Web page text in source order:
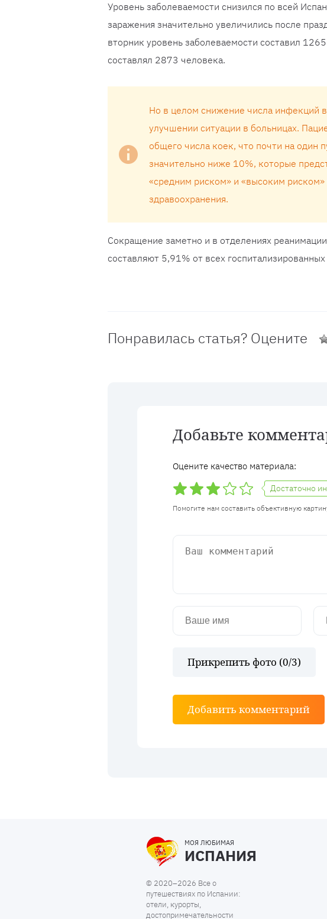
Уровень заболеваемости снизился по всей
заражения значительно увеличились после
вторник уровень заболеваемости составил
составлял 2873 человека.
Но в целом снижение числа инфекций
улучшении ситуации в больницах.
общего числа коек, что почти на один
значительно ниже 10%, которые
«средним риском» и «высоким
здравоохранения.
Сокращение заметно и в отделениях
составляют 5,91% от всех
Понравилась статья? Оцените
Добавьте
Оцените качество материала:
Достаточно
Помогите нам составить объективную
Прикрепить фото (0/3)
Добавить комментарий
МОЯ ЛЮБИМАЯ
ИСПАНИЯ
© 2020–2026 Все о
путешествиях по Испании:
отели, курорты,
достопримечательности